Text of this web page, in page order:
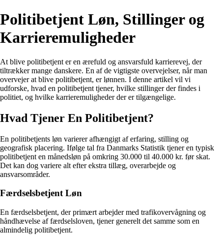
Politibetjent Løn, Stillinger og
Karrieremuligheder
At blive politibetjent er en ærefuld og ansvarsfuld karrierevej, der
tiltrækker mange danskere. En af de vigtigste overvejelser, når man
overvejer at blive politibetjent, er lønnen. I denne artikel vil vi
udforske, hvad en politibetjent tjener, hvilke stillinger der findes i
politiet, og hvilke karrieremuligheder der er tilgængelige.
Hvad Tjener En Politibetjent?
En politibetjents løn varierer afhængigt af erfaring, stilling og
geografisk placering. Ifølge tal fra Danmarks Statistik tjener en typisk
politibetjent en månedsløn på omkring 30.000 til 40.000 kr. før skat.
Det kan dog variere alt efter ekstra tillæg, overarbejde og
ansvarsområder.
Færdselsbetjent Løn
En færdselsbetjent, der primært arbejder med trafikovervågning og
håndhævelse af færdselsloven, tjener generelt det samme som en
almindelig politibetjent.